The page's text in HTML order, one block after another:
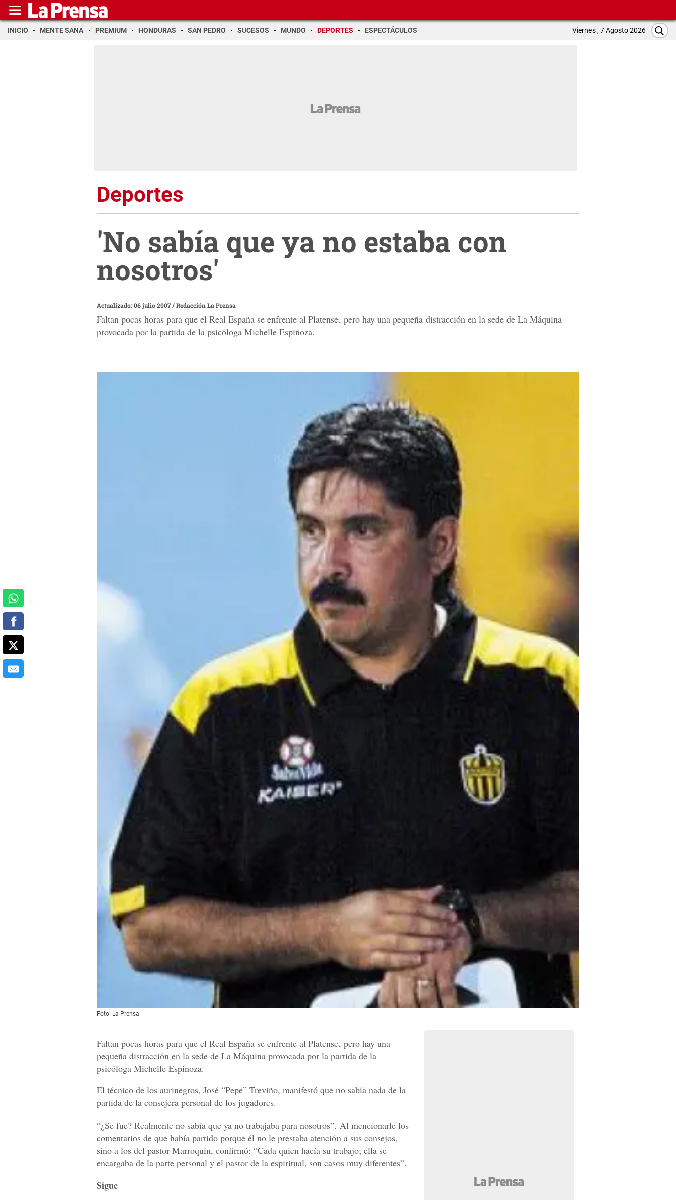
INICIO MENTE SANA PREMIUM HONDURAS SAN PEDRO SUCESOS MUNDO DEPORTES ESPECTÁCULOS Viernes , 7 Agosto 2026
Deportes
'No sabía que ya no estaba con
nosotros'
Actualizado: 06 julio 2007/Redacción La Prensa
Faltan pocas horas para que el Real España se enfrente al Platense, pero hay una pequeña distracción en la sede de La Máquina
provocada por la partida de la psicóloga Michelle Espinoza.
Foto: La Prensa
Faltan pocas horas para que el Real España se enfrente al Platense, pero hay una
pequeña distracción en la sede de La Máquina provocada por la partida de la
psicóloga Michelle Espinoza.
El técnico de los aurinegros, José “Pepe” Treviño, manifestó que no sabía nada de la
partida de la consejera personal de los jugadores.
“¿Se fue? Realmente no sabía que ya no trabajaba para nosotros”. Al mencionarle los
comentarios de que había partido porque él no le prestaba atención a sus consejos,
sino a los del pastor Marroquin, confirmó: “Cada quien hacía su trabajo; ella se
encargaba de la parte personal y el pastor de la espiritual, son casos muy diferentes”.
Sigue